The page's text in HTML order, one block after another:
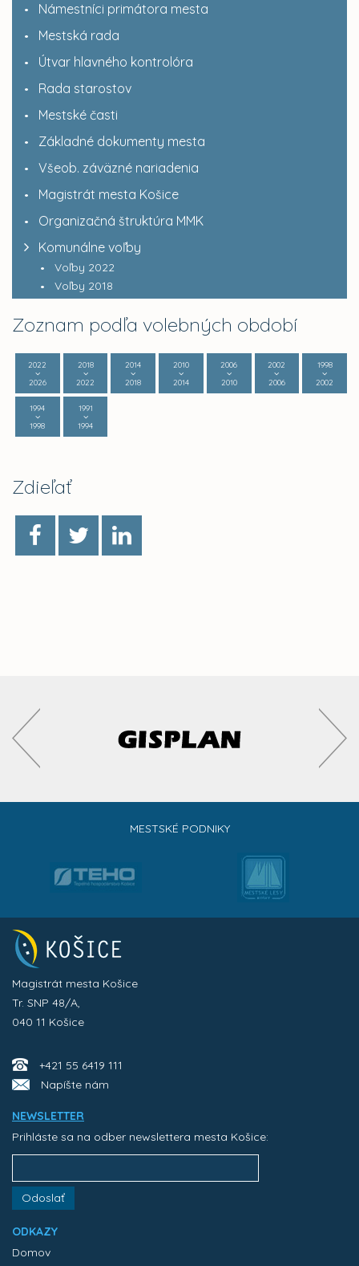
Námestníci primátora mesta
Mestská rada
Útvar hlavného kontrolóra
Rada starostov
Mestské časti
Základné dokumenty mesta
Všeob. záväzné nariadenia
Magistrát mesta Košice
Organizačná štruktúra MMK
Komunálne voľby
Voľby 2022
Voľby 2018
Zoznam podľa volebných období
2022
2026
2018
2022
2014
2018
2010
2014
2006
2010
2002
2006
1998
2002
1994
1998
1991
1994
Zdieľať
MESTSKÉ PODNIKY
Magistrát mesta Košice
Tr. SNP 48/A,
040 11 Košice
+421 55 6419 111
Napíšte nám
NEWSLETTER
Prihláste sa na odber newslettera mesta Košice:
Odoslať
ODKAZY
Domov